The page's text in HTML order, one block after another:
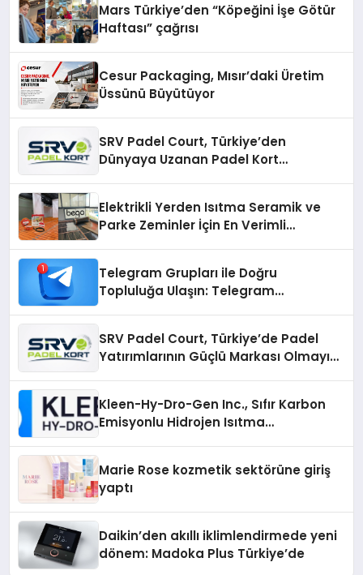
Mars Türkiye’den “Köpeğini İşe Götür
Haftası” çağrısı
Cesur Packaging, Mısır’daki Üretim
Üssünü Büyütüyor
SRV Padel Court, Türkiye’den
Dünyaya Uzanan Padel Kort
Elektrikli Yerden Isıtma Seramik ve
Parke Zeminler İçin En Verimli
Telegram Grupları ile Doğru
Topluluğa Ulaşın: Telegram
SRV Padel Court, Türkiye’de Padel
Yatırımlarının Güçlü Markası Olmayı
Kleen-Hy-Dro-Gen Inc., Sıfır Karbon
Emisyonlu Hidrojen Isıtma
Marie Rose kozmetik sektörüne giriş
yaptı
Daikin’den akıllı iklimlendirmede yeni
dönem: Madoka Plus Türkiye’de